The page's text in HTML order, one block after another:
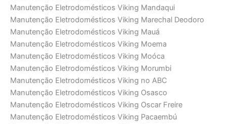
Manutenção Eletrodomésticos Viking Mandaqui
Manutenção Eletrodomésticos Viking Marechal Deodoro
Manutenção Eletrodomésticos Viking Mauá
Manutenção Eletrodomésticos Viking Moema
Manutenção Eletrodomésticos Viking Moóca
Manutenção Eletrodomésticos Viking Morumbi
Manutenção Eletrodomésticos Viking no ABC
Manutenção Eletrodomésticos Viking Osasco
Manutenção Eletrodomésticos Viking Oscar Freire
Manutenção Eletrodomésticos Viking Pacaembú